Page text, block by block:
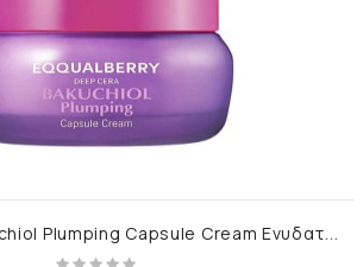
E
qqualberry Bakuchiol Plumping Capsule Cream Ενυδατική Κρέμα Σύσφιξης με Κάψουλες Καθαρής Μπακουχιόλης 50ml